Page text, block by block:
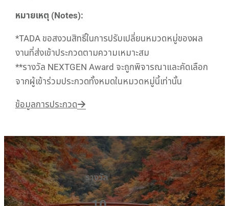
หมายเหตุ (Notes):
*TADA ขอสงวนสิทธิ์ในการปรับเปลี่ยนหมวดหมู่ของผล
งานที่ส่งเข้าประกวดตามความเหมาะสม
**รางวัล NEXTGEN Award จะถูกพิจารณาและคัดเลือก
จากผู้เข้าร่วมประกวดทั้งหมดในหมวดหมู่นี้เท่านั้น
ข้อมูลการประกวด
รางวัล